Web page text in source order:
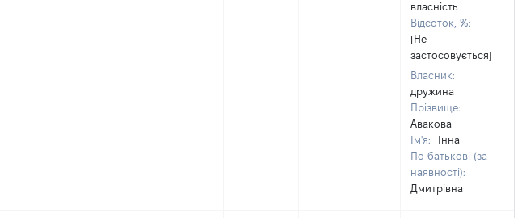
власність
Відсоток, %:
[Не
застосовується]
Власник:
дружина
Прізвище:
Авакова
Ім'я:
Інна
По батькові (за
наявності):
Дмитрівна